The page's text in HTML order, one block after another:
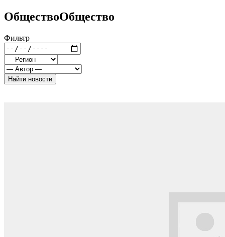
ОбществоОбщество
Фильтр
Найти новости